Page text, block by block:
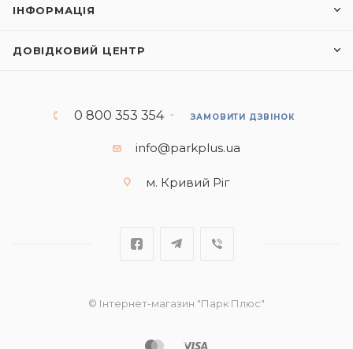
ІНФОРМАЦІЯ
ДОВІДКОВИЙ ЦЕНТР
0 800 353 354 ЗАМОВИТИ ДЗВІНОК
info@parkplus.ua
м. Кривий Ріг
© Інтернет-магазин "Парк Плюс"